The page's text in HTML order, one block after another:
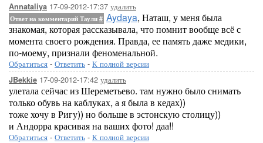
Annataliya 17-09-2012-17:37 удалить
Ответ на комментарий Таули # Aydaya, Наташ, у меня была
знакомая, которая рассказывала, что помнит вообще всё с
момента своего рождения. Правда, ее память даже медики,
по-моему, признали феноменальной.
Обратиться - Ответить - К полной версии
JBekkie 17-09-2012-17:42 удалить
улетала сейчас из Шереметьево. там нужно было снимать
только обувь на каблуках, а я была в кедах))
тоже хочу в Ригу)) но больше в эстонскую столицу))
и Андорра красивая на ваших фото! даа!!
Обратиться - Ответить - К полной версии